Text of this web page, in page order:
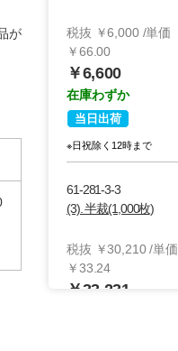
が
税抜 ￥6,000 /単価
￥66.00
￥6,600
在庫わずか
当日出荷
※日祝除く12時まで
61-281-3-3
(3). 半裁(1,000枚)
税抜 ￥30,210 /単価
￥33.24
￥33,231